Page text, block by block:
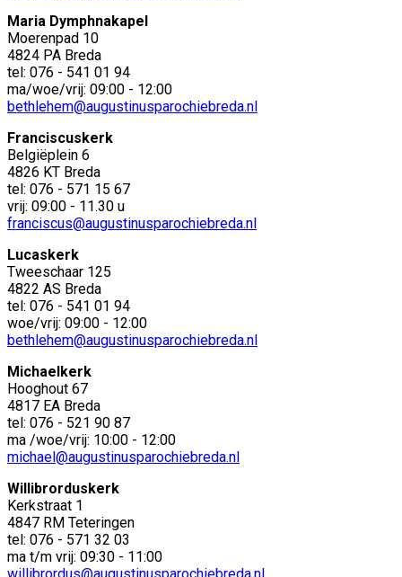
Maria Dymphnakapel
Moerenpad 10
4824 PA Breda
tel: 076 - 541 01 94
ma/woe/vrij: 09:00 - 12:00
bethlehem@augustinusparochiebreda.nl
Franciscuskerk
Belgiëplein 6
4826 KT Breda
tel: 076 - 571 15 67
vrij: 09:00 - 11.30 u
franciscus@augustinusparochiebreda.nl
Lucaskerk
Tweeschaar 125
4822 AS Breda
tel: 076 - 541 01 94
woe/vrij: 09:00 - 12:00
bethlehem@augustinusparochiebreda.nl
Michaelkerk
Hooghout 67
4817 EA Breda
tel: 076 - 521 90 87
ma /woe/vrij: 10:00 - 12:00
michael@augustinusparochiebreda.nl
Willibrorduskerk
Kerkstraat 1
4847 RM Teteringen
tel: 076 - 571 32 03
ma t/m vrij: 09:30 - 11:00